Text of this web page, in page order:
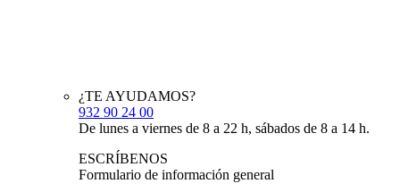
¿TE AYUDAMOS?
932 90 24 00
De lunes a viernes de 8 a 22 h, sábados de 8 a 14 h.
ESCRÍBENOS
Formulario de información general